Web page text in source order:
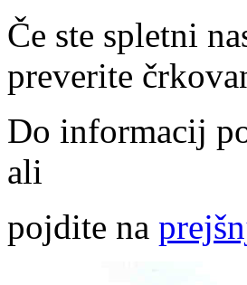
Če ste spletni
preverite
Do informacij
ali
pojdite na